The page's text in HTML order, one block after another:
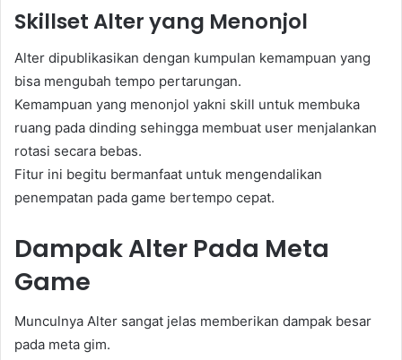
Skillset Alter yang Menonjol
Alter dipublikasikan dengan kumpulan kemampuan yang
bisa mengubah tempo pertarungan.
Kemampuan yang menonjol yakni skill untuk membuka
ruang pada dinding sehingga membuat user menjalankan
rotasi secara bebas.
Fitur ini begitu bermanfaat untuk mengendalikan
penempatan pada game bertempo cepat.
Dampak Alter Pada Meta
Game
Munculnya Alter sangat jelas memberikan dampak besar
pada meta gim.